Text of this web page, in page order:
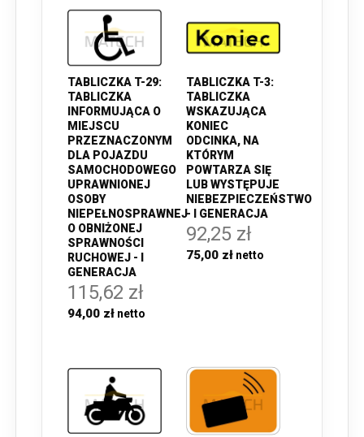
TABLICZKA T-29:
TABLICZKA
INFORMUJĄCA O
MIEJSCU
PRZEZNACZONYM
DLA POJAZDU
SAMOCHODOWEGO
UPRAWNIONEJ
OSOBY
NIEPEŁNOSPRAWNEJ
O OBNIŻONEJ
SPRAWNOŚCI
RUCHOWEJ - I
GENERACJA
115,62 zł
94,00 zł
TABLICZKA T-3:
TABLICZKA
WSKAZUJĄCA
KONIEC
ODCINKA, NA
KTÓRYM
POWTARZA SIĘ
LUB WYSTĘPUJE
NIEBEZPIECZEŃSTWO
- I GENERACJA
92,25 zł
75,00 zł